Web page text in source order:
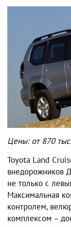
Цены: от 870
Toyota Land
внедорожников
не только с
Максимальная
контролем,
комплексом –